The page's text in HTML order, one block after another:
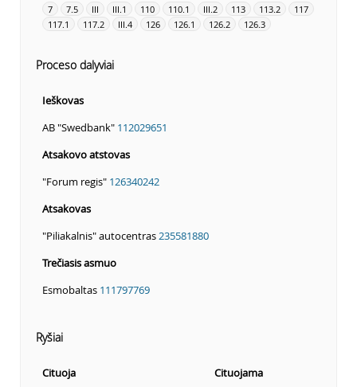
7 7.5 III III.1 110 110.1 III.2 113 113.2
117
117.1
117.2 III.4 126 126.1 126.2 126.3
Proceso dalyviai
Ieškovas
AB "Swedbank" 112029651
Atsakovo atstovas
"Forum regis" 126340242
Atsakovas
"Piliakalnis" autocentras235581880
Trečiasis asmuo
Esmobaltas 111797769
Ryšiai
Cituoja Cituojama